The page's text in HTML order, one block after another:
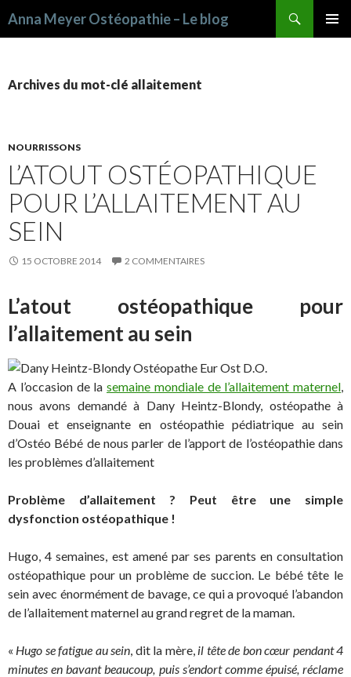
Anna Meyer Ostéopathie – Le blog
Archives du mot-clé allaitement
NOURRISSONS
L’ATOUT OSTÉOPATHIQUE
POUR L’ALLAITEMENT AU
SEIN
15 OCTOBRE 2014 2 COMMENTAIRES
L’atout ostéopathique pour
l’allaitement au sein
A l’occasion de la semaine mondiale de l’allaitement maternel,
nous avons demandé à Dany Heintz-Blondy, ostéopathe à
Douai et enseignante en ostéopathie pédiatrique au sein
d’Ostéo Bébé de nous parler de l’apport de l’ostéopathie dans
les problèmes d’allaitement
Problème d’allaitement ? Peut être une simple
dysfonction ostéopathique !
Hugo, 4 semaines, est amené par ses parents en consultation
ostéopathique pour un problème de succion. Le bébé tête le
sein avec énormément de bavage, ce qui a provoqué l’abandon
de l’allaitement maternel au grand regret de la maman.
« Hugo se fatigue au sein, dit la mère, il tête de bon cœur pendant 4
minutes en bavant beaucoup, puis s’endort comme épuisé, réclame